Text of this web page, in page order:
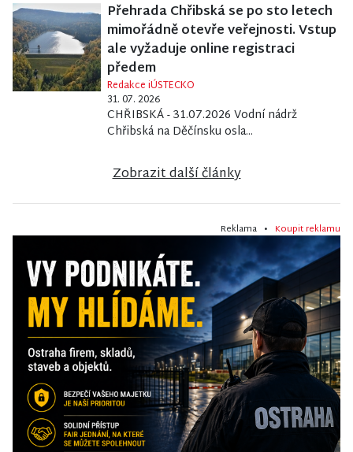
Přehrada Chřibská se po sto letech
mimořádně otevře veřejnosti. Vstup
ale vyžaduje online registraci
předem
Redakce iÚSTECKO
31. 07. 2026
CHŘIBSKÁ - 31.07.2026 Vodní nádrž
Chřibská na Děčínsku osla...
Zobrazit další články
Reklama • Koupit reklamu